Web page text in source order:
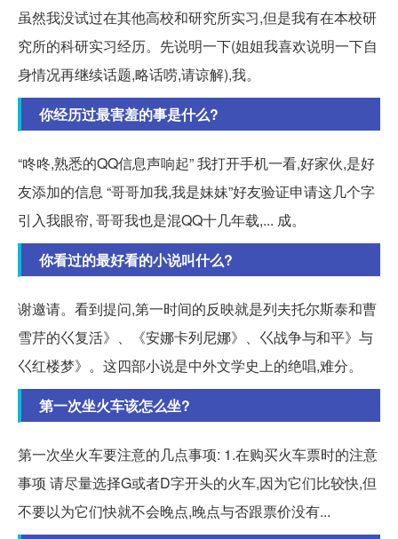
虽然我没试过在其他高校和研究所实习,但是我有在本校研
究所的科研实习经历。先说明一下(姐姐我喜欢说明一下自
身情况再继续话题,略话唠,请谅解),我。
你经历过最害羞的事是什么?
“咚咚,熟悉的QQ信息声响起” 我打开手机一看,好家伙,是好
友添加的信息 “哥哥加我,我是妹妹”好友验证申请这几个字
引入我眼帘, 哥哥我也是混QQ十几年载,... 成。
你看过的最好看的小说叫什么?
谢邀请。看到提问,第一时间的反映就是列夫托尔斯泰和曹
雪芹的巜复活》、《安娜卡列尼娜》、巜战争与和平》与
巜红楼梦》。这四部小说是中外文学史上的绝唱,难分。
第一次坐火车该怎么坐?
第一次坐火车要注意的几点事项: 1.在购买火车票时的注意
事项 请尽量选择G或者D字开头的火车,因为它们比较快,但
不要以为它们快就不会晚点,晚点与否跟票价没有...